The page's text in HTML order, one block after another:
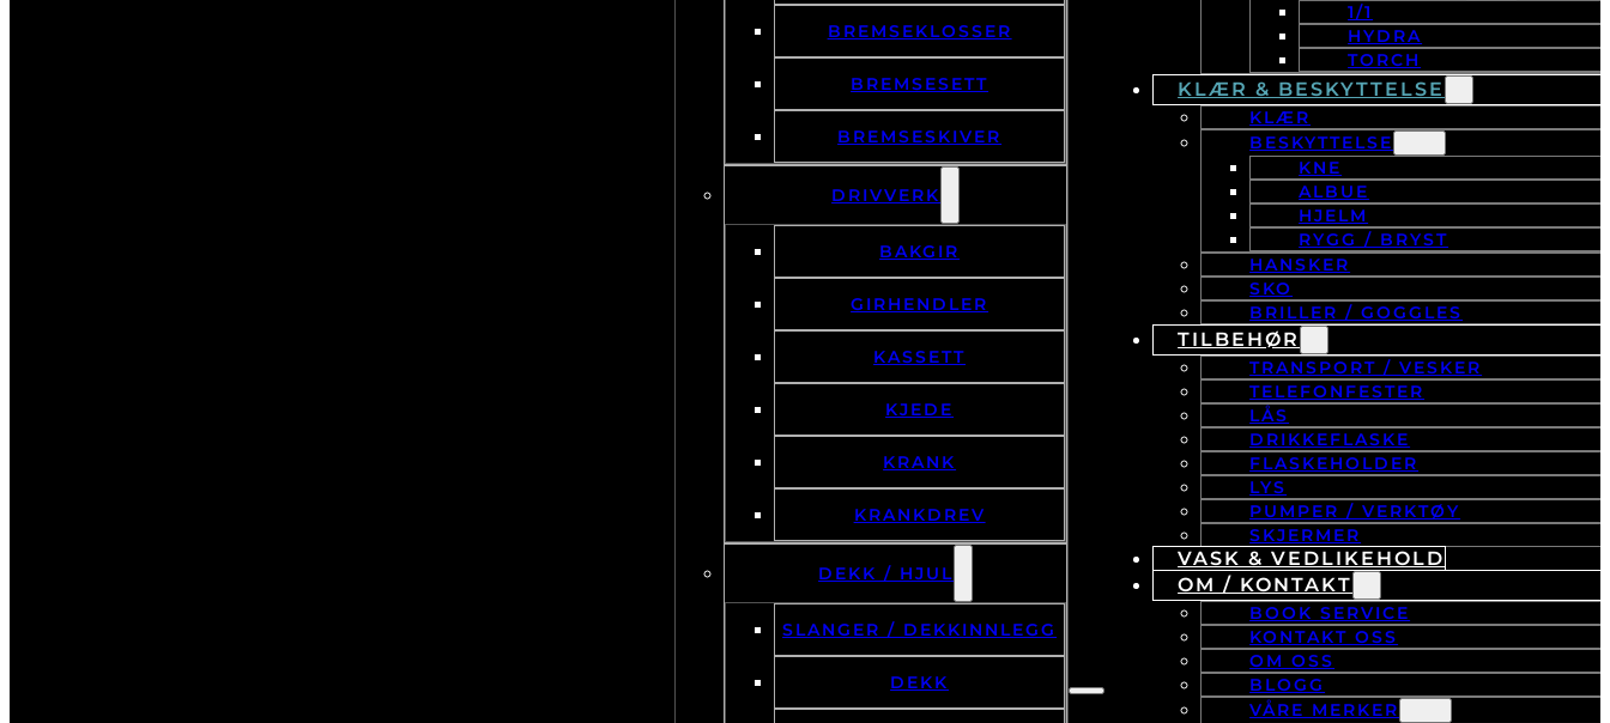
BREMSEKLOSSER
BREMSESETT
BREMSESKIVER
DRIVVERK
BAKGIR
GIRHENDLER
KASSETT
KJEDE
KRANK
KRANKDREV
DEKK / HJUL
SLANGER / DEKKINNLEGG
DEKK
1/1
HYDRA
TORCH
KLÆR & BESKYTTELSE
KLÆR
BESKYTTELSE
KNE
ALBUE
HJELM
RYGG / BRYST
HANSKER
SKO
BRILLER / GOGGLES
TILBEHØR
TRANSPORT / VESKER
TELEFONFESTER
LÅS
DRIKKEFLASKE
FLASKEHOLDER
LYS
PUMPER / VERKTØY
SKJERMER
VASK & VEDLIKEHOLD
OM / KONTAKT
BOOK SERVICE
KONTAKT OSS
OM OSS
BLOGG
VÅRE MERKER